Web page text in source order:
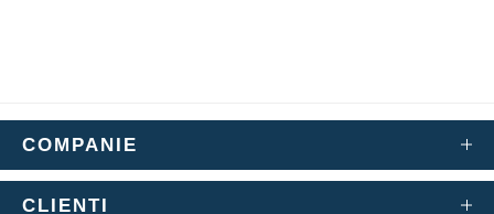
COMPANIE
CLIENTI